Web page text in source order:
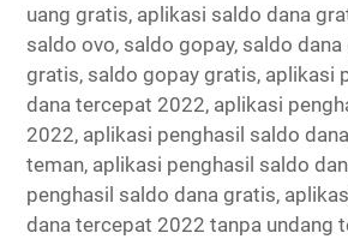
uang gratis, aplikasi saldo dana
saldo ovo, saldo gopay, saldo
gratis, saldo gopay gratis, aplikasi
dana tercepat 2022, aplikasi
2022, aplikasi penghasil saldo
teman, aplikasi penghasil saldo
penghasil saldo dana gratis,
dana tercepat 2022 tanpa undang